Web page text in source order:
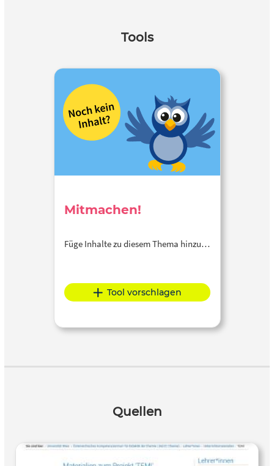
Tools
Mitmachen!
Füge Inhalte zu diesem Thema hinzu…
Tool vorschlagen
Quellen